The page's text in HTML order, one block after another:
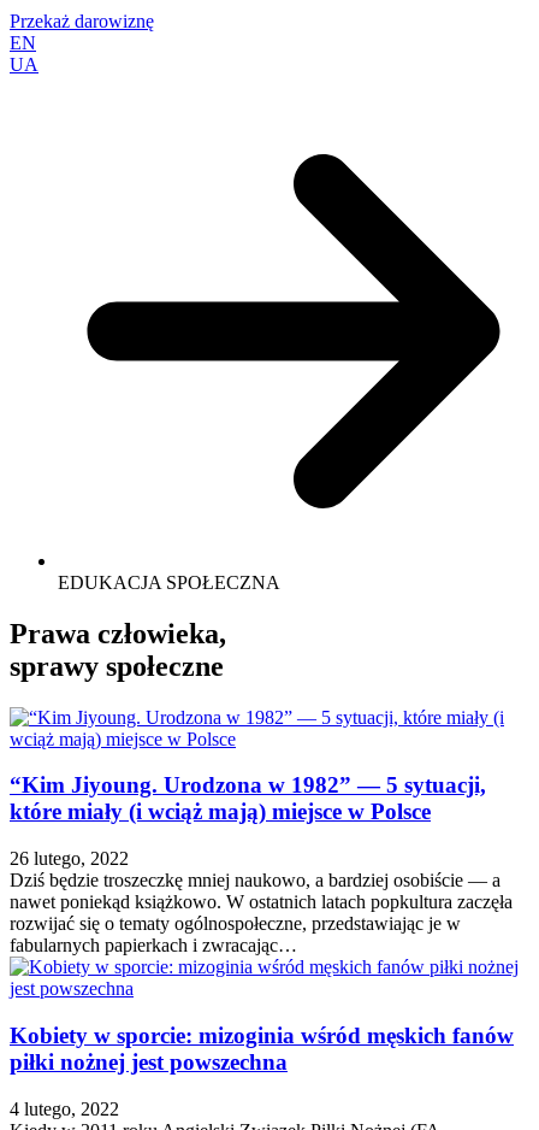
Przekaż darowiznę
EN
UA
EDUKACJA SPOŁECZNA
Prawa człowieka,
sprawy społeczne
“Kim Jiyoung. Urodzona w 1982” — 5 sytuacji,
które miały (i wciąż mają) miejsce w Polsce
26 lutego, 2022
Dziś będzie troszeczkę mniej naukowo, a bardziej osobiście — a
nawet poniekąd książkowo. W ostatnich latach popkultura zaczęła
rozwijać się o tematy ogólnospołeczne, przedstawiając je w
fabularnych papierkach i zwracając…
Kobiety w sporcie: mizoginia wśród męskich fanów
piłki nożnej jest powszechna
4 lutego, 2022